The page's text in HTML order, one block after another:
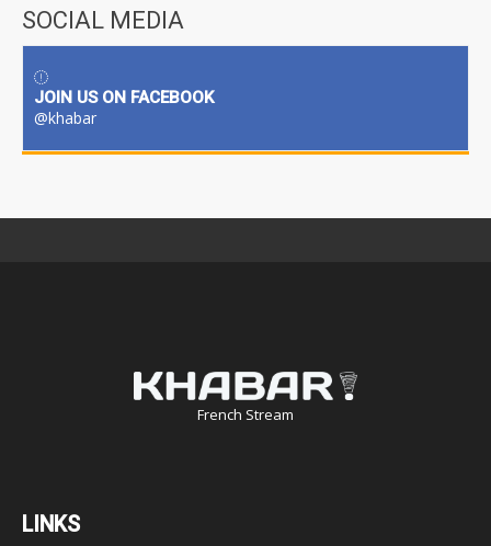
SOCIAL MEDIA
JOIN US ON FACEBOOK
@khabar
French Stream
LINKS